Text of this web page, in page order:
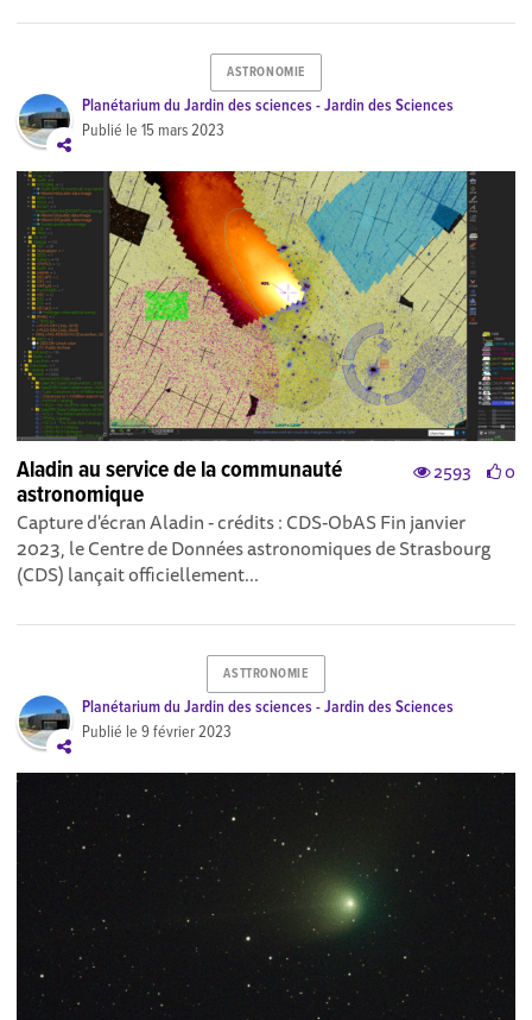
ASTRONOMIE
Planétarium du Jardin des sciences - Jardin des Sciences
Publié le15 mars 2023
2593 0
Aladin au service de la communauté
astronomique
Capture d'écran Aladin - crédits : CDS-ObAS Fin janvier
2023, le Centre de Données astronomiques de Strasbourg
(CDS) lançait officiellement...
ASTTRONOMIE
Planétarium du Jardin des sciences - Jardin des Sciences
Publié le9 février 2023